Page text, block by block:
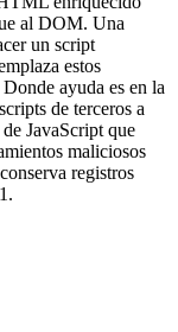
al DOM. Una
un script
estos
ayuda es en la
de terceros a
JavaScript que
maliciosos
registros